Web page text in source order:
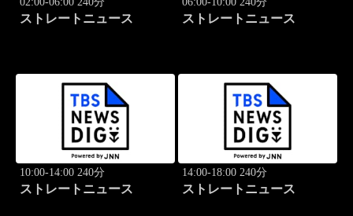
ストレートニュース ストレートニュース
10:00-14:00 240分
ストレートニュース
14:00-18:00 240分
ストレートニュース